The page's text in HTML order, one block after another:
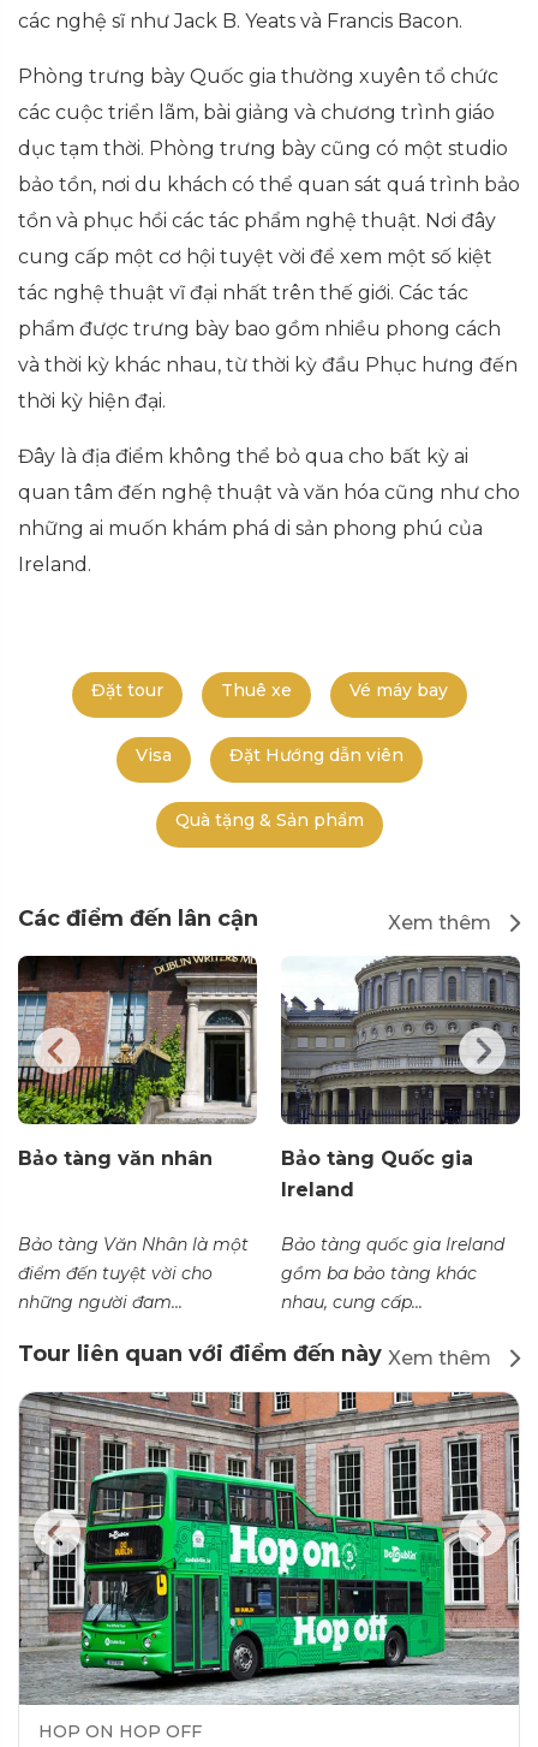
các nghệ sĩ như Jack B. Yeats và Francis Bacon.
Phòng trưng bày Quốc gia thường xuyên tổ chức
các cuộc triển lãm, bài giảng và chương trình giáo
dục tạm thời. Phòng trưng bày cũng có một studio
bảo tồn, nơi du khách có thể quan sát quá trình bảo
tồn và phục hồi các tác phẩm nghệ thuật. Nơi đây
cung cấp một cơ hội tuyệt vời để xem một số kiệt
tác nghệ thuật vĩ đại nhất trên thế giới. Các tác
phẩm được trưng bày bao gồm nhiều phong cách
và thời kỳ khác nhau, từ thời kỳ đầu Phục hưng đến
thời kỳ hiện đại.
Đây là địa điểm không thể bỏ qua cho bất kỳ ai
quan tâm đến nghệ thuật và văn hóa cũng như cho
những ai muốn khám phá di sản phong phú của
Ireland.
Đặt tour Thuê xe Vé máy bay
Visa Đặt Hướng dẫn viên
Quà tặng & Sản phẩm
Các điểm đến lân cận Xem thêm
Bảo tàng văn nhân
Bảo tàng Văn Nhân là một
điểm đến tuyệt vời cho
những người đam...
Bảo tàng Quốc gia
Ireland
Bảo tàng quốc gia Ireland
gồm ba bảo tàng khác
nhau, cung cấp...
Tour liên quan với điểm đến này Xem thêm
HOP ON HOP OFF